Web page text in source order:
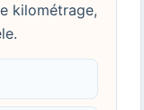
kilométrage,